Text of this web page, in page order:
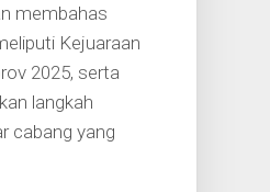
membahas
Kejuaraan
2025, serta
langkah
cabang yang